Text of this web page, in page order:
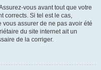
vous avant tout que votre
corrects. Si tel est le cas,
assurer de ne pas avoir été
du site internet ait un
de la corriger.